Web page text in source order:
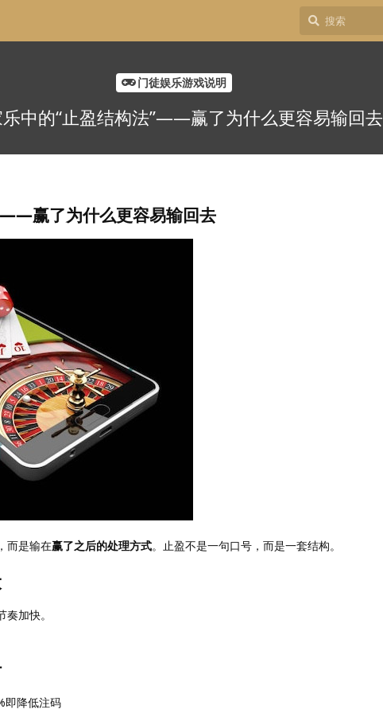
门徒娱乐游戏说明
中的“止盈结构法”——赢了为什么更容易输回去
赢了为什么更容易输回去
而是输在赢了之后的处理方式。止盈不是一句口号，而是一套结构。
加快。
即降低注码